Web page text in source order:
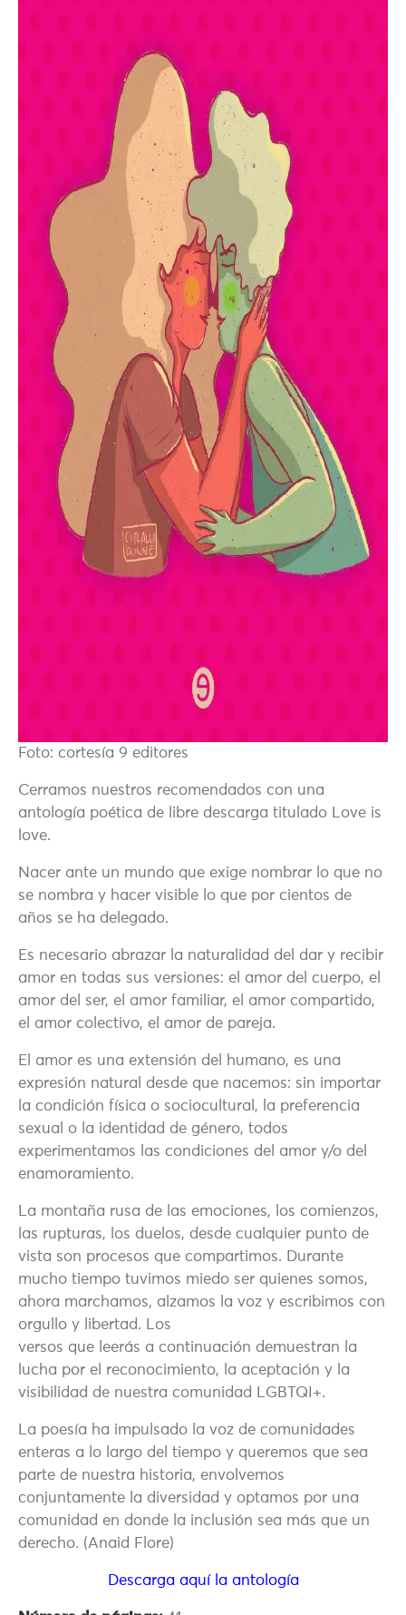
Foto: cortesía 9 editores
Cerramos nuestros recomendados con una
antología poética de libre descarga titulado Love is
love.
Nacer ante un mundo que exige nombrar lo que no
se nombra y hacer visible lo que por cientos de
años se ha delegado.
Es necesario abrazar la naturalidad del dar y recibir
amor en todas sus versiones: el amor del cuerpo, el
amor del ser, el amor familiar, el amor compartido,
el amor colectivo, el amor de pareja.
El amor es una extensión del humano, es una
expresión natural desde que nacemos: sin importar
la condición física o sociocultural, la preferencia
sexual o la identidad de género, todos
experimentamos las condiciones del amor y/o del
enamoramiento.
La montaña rusa de las emociones, los comienzos,
las rupturas, los duelos, desde cualquier punto de
vista son procesos que compartimos. Durante
mucho tiempo tuvimos miedo ser quienes somos,
ahora marchamos, alzamos la voz y escribimos con
orgullo y libertad. Los
versos que leerás a continuación demuestran la
lucha por el reconocimiento, la aceptación y la
visibilidad de nuestra comunidad LGBTQI+.
La poesía ha impulsado la voz de comunidades
enteras a lo largo del tiempo y queremos que sea
parte de nuestra historia, envolvemos
conjuntamente la diversidad y optamos por una
comunidad en donde la inclusión sea más que un
derecho. (Anaid Flore)
Descarga aquí la antología